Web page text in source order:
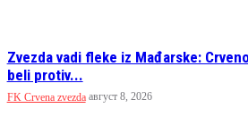
Zvezda vadi fleke iz Mađarske:
beli protiv...
FK Crvena zvezda август 8, 2026